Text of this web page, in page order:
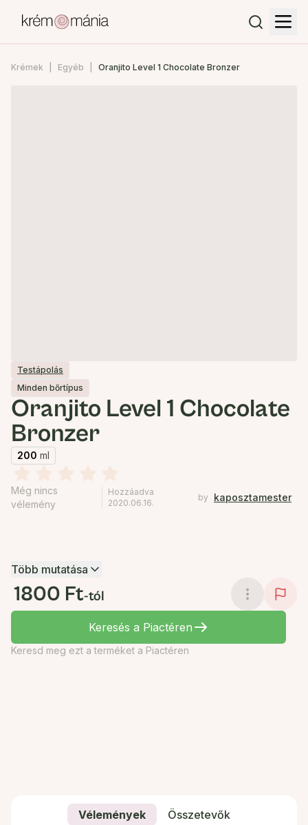
Krémek Egyéb Oranjito Level 1 Chocolate Bronzer
Testápolás
Minden bőrtípus
Oranjito Level 1 Chocolate
Bronzer
200 ml
Még nincs
vélemény
Hozzáadva
2020.06.16.
by kaposztamester
Több mutatása
1800 Ft-tól
Keresés a Piactéren
Keresd meg ezt a terméket a Piactéren
Vélemények
Összetevők